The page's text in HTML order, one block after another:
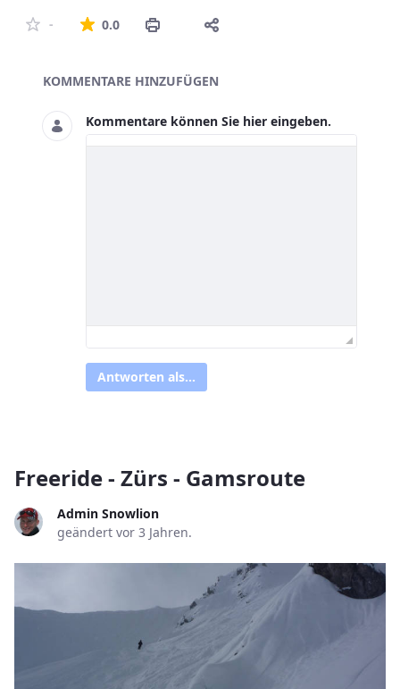
- 0.0Die durchschnittliche Bewertung ist 0 von 5
Asset-Herausgeber
KOMMENTARE HINZUFÜGEN
Kommentare können Sie hier eingeben.
Antworten als...
Freeride - Zürs - Gamsroute
Admin Snowlion
geändert vor 3 Jahren.